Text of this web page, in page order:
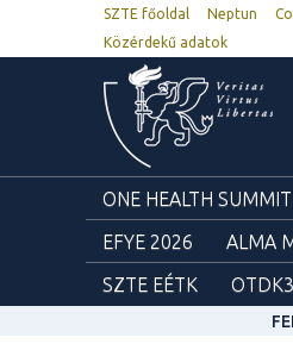
SZTE főoldal Neptun
Közérdekű adatok
ONE HEALTH SUMMIT
EFYE 2026
ALMA
SZTE EÉTK